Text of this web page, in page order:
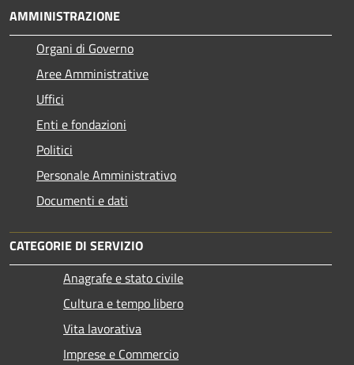
AMMINISTRAZIONE
Organi di Governo
Aree Amministrative
Uffici
Enti e fondazioni
Politici
Personale Amministrativo
Documenti e dati
CATEGORIE DI SERVIZIO
Anagrafe e stato civile
Cultura e tempo libero
Vita lavorativa
Imprese e Commercio